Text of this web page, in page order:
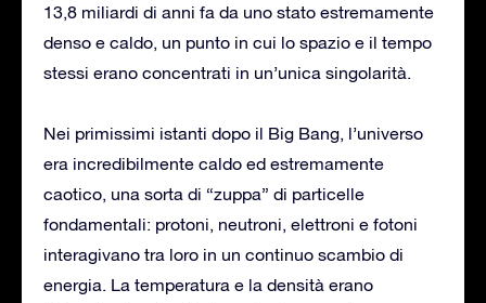
13,8 miliardi di anni fa da uno stato estremamente
denso e caldo, un punto in cui lo spazio e il tempo
stessi erano concentrati in un’unica singolarità.
Nei primissimi istanti dopo il Big Bang, l’universo
era incredibilmente caldo ed estremamente
caotico, una sorta di “zuppa” di particelle
fondamentali: protoni, neutroni, elettroni e fotoni
interagivano tra loro in un continuo scambio di
energia. La temperatura e la densità erano